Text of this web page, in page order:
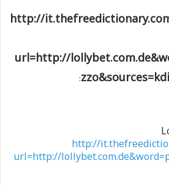
http://
url=http://
:
http://
url=http://